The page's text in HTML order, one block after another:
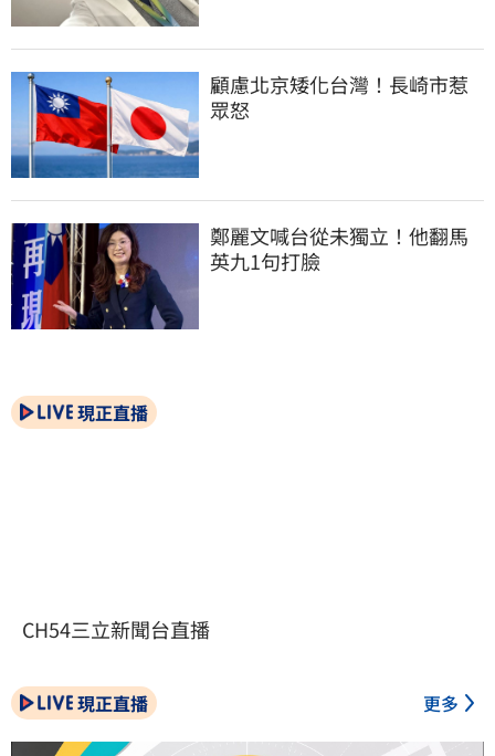
顧慮北京矮化台灣！長崎市惹
眾怒
鄭麗文喊台從未獨立！他翻馬
英九1句打臉
現正直播
CH54三立新聞台直播
現正直播 更多